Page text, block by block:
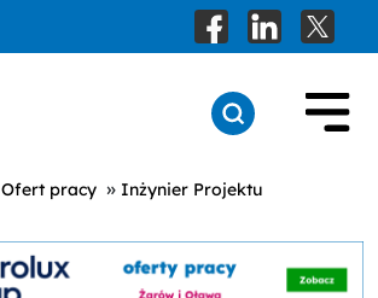
Ofert pracy » Inżynier Projektu